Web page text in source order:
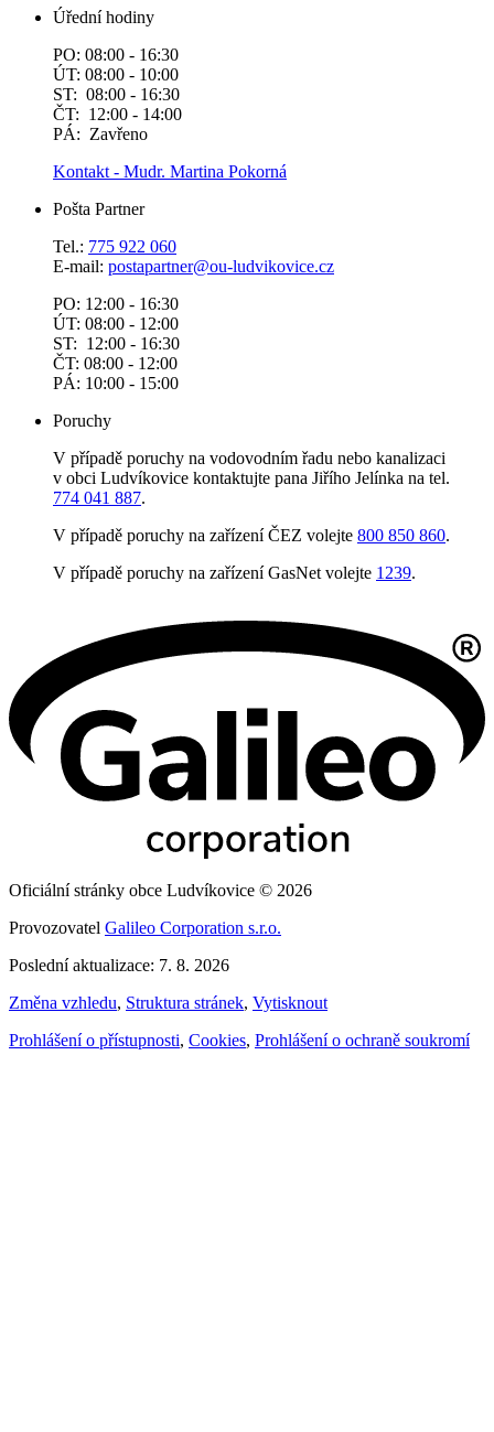
Úřední hodiny
PO: 08:00 - 16:30
ÚT: 08:00 - 10:00
ST: 08:00 - 16:30
ČT: 12:00 - 14:00
PÁ: Zavřeno
Kontakt - Mudr. Martina Pokorná
Pošta Partner
Tel.: 775 922 060
E-mail: postapartner@ou-ludvikovice.cz
PO: 12:00 - 16:30
ÚT: 08:00 - 12:00
ST: 12:00 - 16:30
ČT: 08:00 - 12:00
PÁ: 10:00 - 15:00
Poruchy
V případě poruchy na vodovodním řadu nebo kanalizaci
v obci Ludvíkovice kontaktujte pana Jiřího Jelínka na tel.
774 041 887.
V případě poruchy na zařízení ČEZ volejte 800 850 860.
V případě poruchy na zařízení GasNet volejte 1239.
Oficiální stránky obce Ludvíkovice © 2026
Provozovatel Galileo Corporation s.r.o.
Poslední aktualizace: 7. 8. 2026
Změna vzhledu, Struktura stránek, Vytisknout
Prohlášení o přístupnosti, Cookies, Prohlášení o ochraně soukromí